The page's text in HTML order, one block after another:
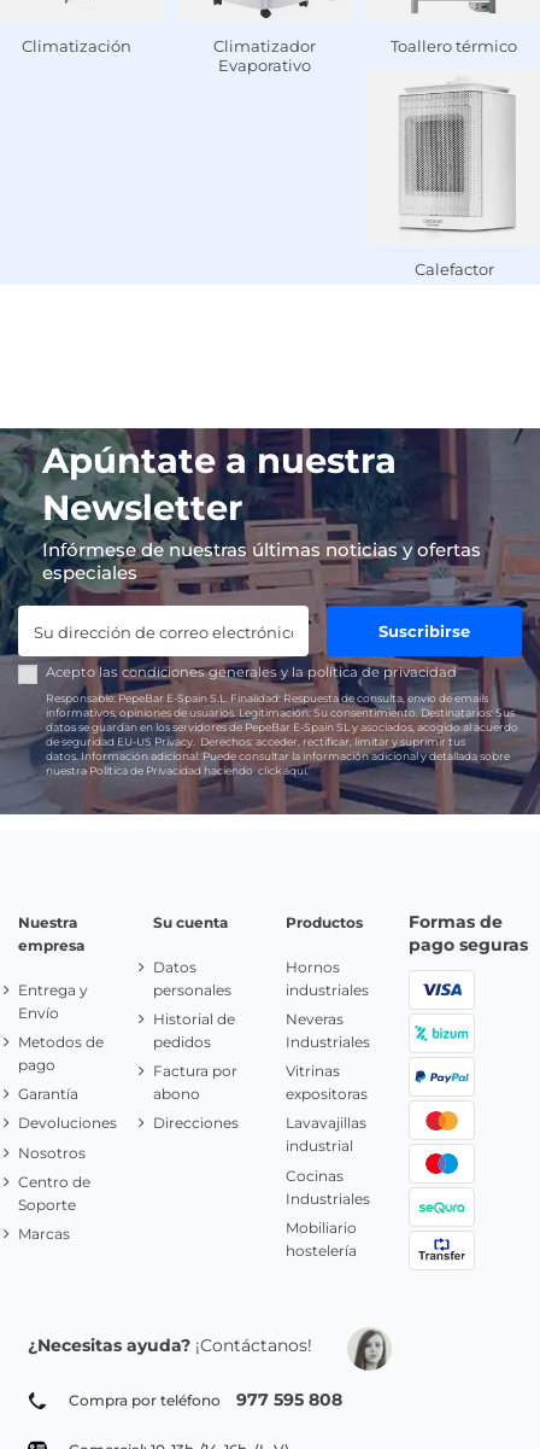
Climatización
Climatizador
Evaporativo
Toallero térmico
Calefactor
Apúntate a nuestra
Newsletter
Infórmese de nuestras últimas noticias y ofertas
especiales
Suscribirse
Acepto las condiciones generales y lapolítica de privacidad
Responsable:PepeBar E-Spain S.L. Finalidad: Respuesta de consulta, envío de emails
informativos, opiniones de usuarios. Legitimación: Su consentimiento. Destinatarios:Sus
datos se guardan en los servidores de PepeBar E-Spain SL y asociados, acogido al acuerdo
de seguridad EU-US Privacy.
Derechos: acceder, rectificar, limitar y suprimir tus
datos.Información adicional:Puede consultar la información adicional y detallada sobre
nuestra Política de Privacidad haciendoclick aquí.
Nuestra
empresa
Entrega y
Envío
Metodos de
pago
Garantía
Devoluciones
Nosotros
Centro de
Soporte
Marcas
Su cuenta
Datos
personales
Historial de
pedidos
Factura por
abono
Direcciones
Productos
Hornos
industriales
Neveras
Industriales
Vitrinas
expositoras
Lavavajillas
industrial
Cocinas
Industriales
Mobiliario
hostelería
Formas de
pago seguras
¿Necesitas ayuda? ¡Contáctanos!
Compra por teléfono 977 595 808